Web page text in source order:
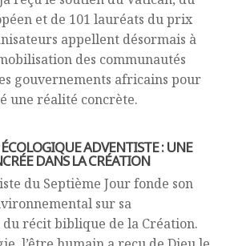
et de 101 lauréats du prix
appellent désormais à
des communautés
gouvernements africains pour
une réalité concrète.
ADVENTISTE : UNE
DANS LA CRÉATION
du Septième Jour fonde son
sur sa
récit biblique de la Création.